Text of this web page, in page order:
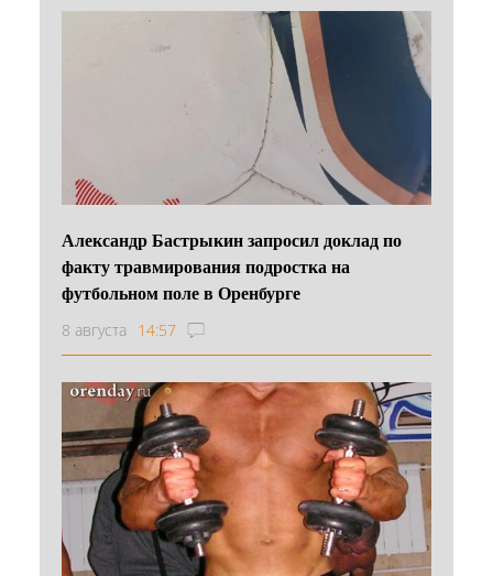
Александр Бастрыкин запросил доклад по
факту травмирования подростка на
футбольном поле в Оренбурге
8 августа 14:57